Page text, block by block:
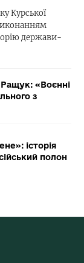
Курської
держави-
«Воєнні
з
історія
полон